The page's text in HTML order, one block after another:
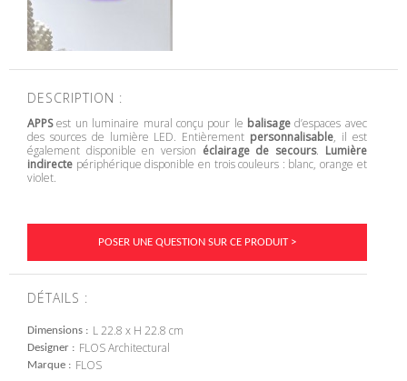
DESCRIPTION :
APPSest un luminaire mural conçu pour le balisage d’espaces avec
des sources de lumière LED. Entièrement personnalisable, il est
également disponible en version éclairage de secours. Lumière
indirecte périphérique disponible en trois couleurs : blanc, orange et
violet.
POSER UNE QUESTION SUR CE PRODUIT >
DÉTAILS :
Dimensions L 22.8 x H 22.8 cm
Designer FLOS Architectural
Marque FLOS